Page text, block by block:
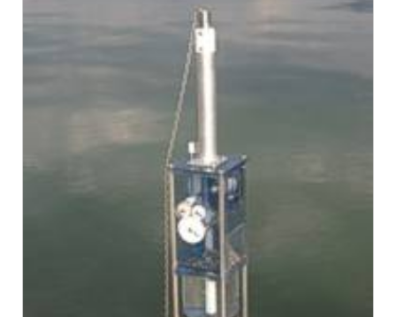
400µm、500µm、1000µm），可满足不同...